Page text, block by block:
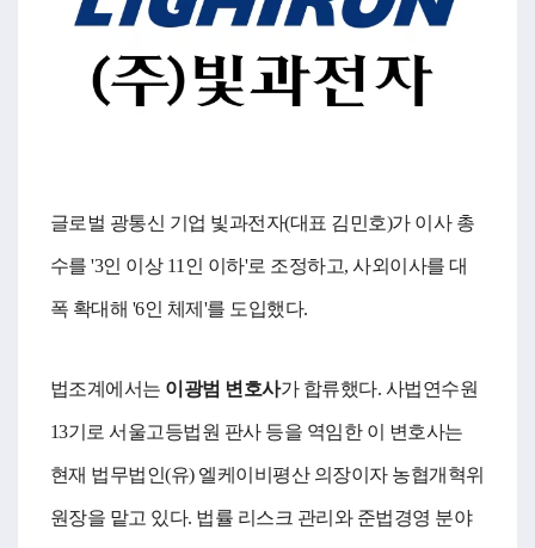
글로벌 광통신 기업 빛과전자(대표 김민호)가 이사 총
수를 '3인 이상 11인 이하'로 조정하고, 사외이사를 대
폭 확대해 '6인 체제'를 도입했다.
법조계에서는 이광범 변호사가 합류했다. 사법연수원
13기로 서울고등법원 판사 등을 역임한 이 변호사는
현재 법무법인(유) 엘케이비평산 의장이자 농협개혁위
원장을 맡고 있다. 법률 리스크 관리와 준법경영 분야